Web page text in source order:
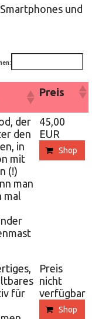
und
Preis
der
den
in
mit
(!)
man
mal
45,00
EUR
Shop
für
Preis
nicht
verfügbar
Shop